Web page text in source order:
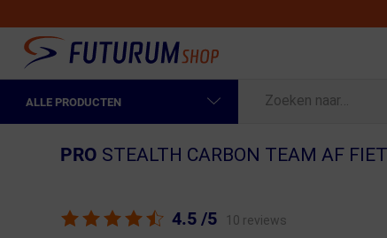
ALLE PRODUCTEN
Fietsonderdelen
PRO STEALTH CARBON TEAM AF
4.5 /5 10 reviews